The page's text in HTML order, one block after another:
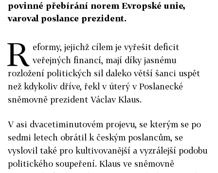
povinné přebírání norem Evropské unie,
varoval poslance prezident.
R eformy, jejichž cílem je vyřešit deficit
veřejných financí, mají díky jasnému
rozložení politických sil daleko větší šanci uspět
než kdykoliv dříve, řekl v úterý v Poslanecké
sněmovně prezident Václav Klaus.
V asi dvacetiminutovém projevu, se kterým se po
sedmi letech obrátil k českým poslancům, se
vyslovil také pro kultivovanější a vyzrálejší podobu
politického soupeření. Klaus ve sněmovně